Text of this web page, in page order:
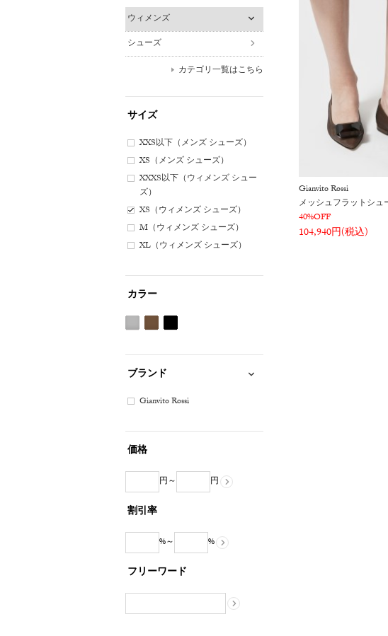
ウィメンズ
シューズ
カテゴリ一覧はこちら
サイズ
XXS以下（メンズ シューズ）
XS（メンズ シューズ）
XXXS以下（ウィメンズ シュー
ズ）
XS（ウィメンズ シューズ）
M（ウィメンズ シューズ）
XL（ウィメンズ シューズ）
カラー
レ
ー
系
ラ
ウ
ン
系
ラ
ッ
系
ブランド
Gianvito Rossi
価格
円～ 円
割引率
%～ %
フリーワード
Gianvito Rossi
メッシュフラットシュ
40%OFF
104,940円(税込)